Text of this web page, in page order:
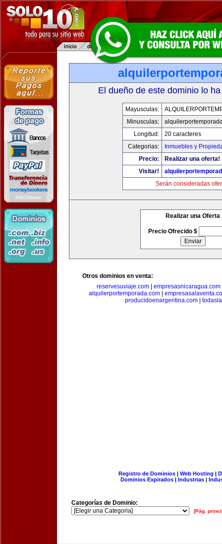
El dueño de este dominio lo
Mayusculas:
Minusculas:
Longitud:
20 caracteres
Categorias:
Inmuebles y
Precio:
Realizar una oferta!
Visitar!
Serán consideradas
Realizar una Oferta
Precio Ofrecido $
Otros dominios en venta:
reservesuviaje.com| empresasnicaragua.com
alquilerportemporada.com
producidoenargentina.com
Registro de Dominios| Web Hosting |
Dominios Expirados | Industrias |
Categorías de Dominio:
[Pág.